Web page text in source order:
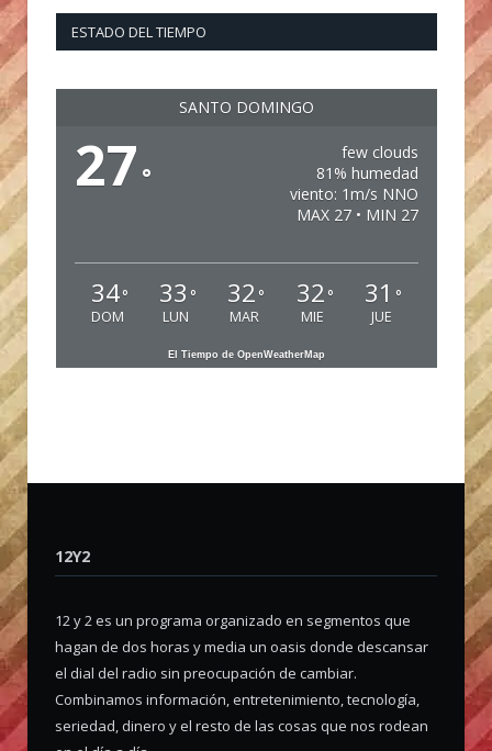
ESTADO DEL TIEMPO
SANTO DOMINGO
27 °
few clouds
81% humedad
viento: 1m/s NNO
MAX 27 • MIN 27
34°
DOM
33 °
LUN
32 °
MAR
32 °
MIE
31 °
JUE
El Tiempo de OpenWeatherMap
12Y2
12 y 2 es un programa organizado en segmentos que
hagan de dos horas y media un oasis donde descansar
el dial del radio sin preocupación de cambiar.
Combinamos información, entretenimiento, tecnología,
seriedad, dinero y el resto de las cosas que nos rodean